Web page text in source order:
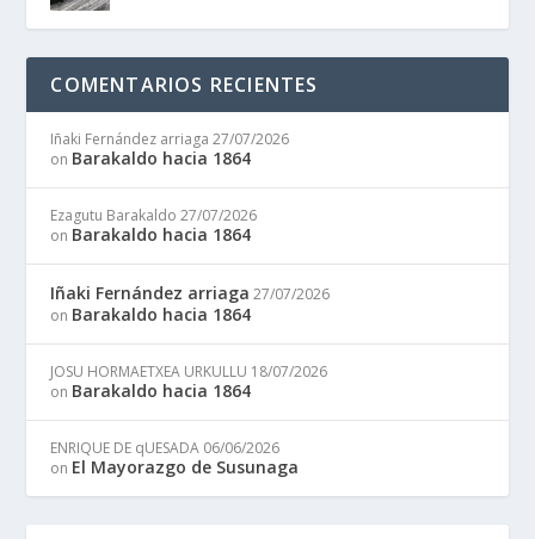
COMENTARIOS RECIENTES
Iñaki Fernández arriaga 27/07/2026
on Barakaldo hacia 1864
Ezagutu Barakaldo 27/07/2026
on Barakaldo hacia 1864
Iñaki Fernández arriaga 27/07/2026
on Barakaldo hacia 1864
JOSU HORMAETXEA URKULLU 18/07/2026
on Barakaldo hacia 1864
ENRIQUE DE qUESADA 06/06/2026
on El Mayorazgo de Susunaga